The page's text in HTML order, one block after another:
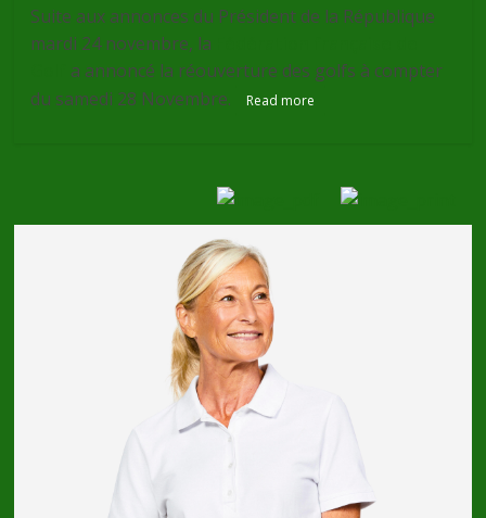
Suite aux annonces du Président de la République
mardi 24 novembre, la
a annoncé la réouverture des golfs à compter
du samedi 28 Novembre.
Read more